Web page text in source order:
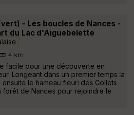
- Les boucles de Nances -
du Lac d'Aiguebelette
4 km
facile pour une découverte en
Longeant dans un premier temps la
le hameau fleuri des Gollets
forêt de Nances pour rejoindre le